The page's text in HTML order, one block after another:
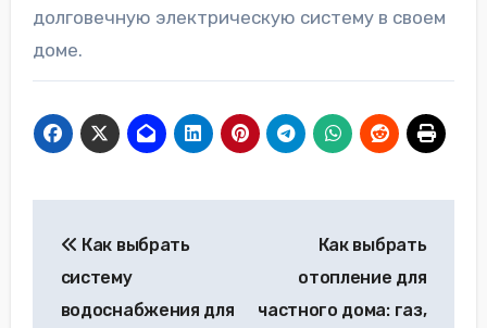
долговечную электрическую систему в своем
доме.
по
записям
Как выбрать
систему
водоснабжения для
Как выбрать
отопление для
частного дома: газ,